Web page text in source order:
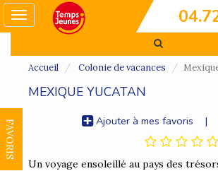
Toggle
navigation
FAVORIS
Accueil Colonie de vacances
MEXIQUE YUCATAN
Ajouter à mes favoris |
Un voyage ensoleillé au pays des